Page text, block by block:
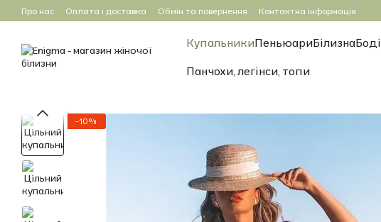
Перейти до основного контенту
Про нас Оплата і доставка Обмін та повернення Контактна інформація
КупальникиПеньюариБілизнаБоді
Панчохи, легінси, топи
−10%